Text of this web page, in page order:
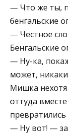
— Что же ты,
бенгальские
— Честное
Бенгальские
— Ну-ка,
может,
Мишка нехотя
оттуда
— Ну вот! —